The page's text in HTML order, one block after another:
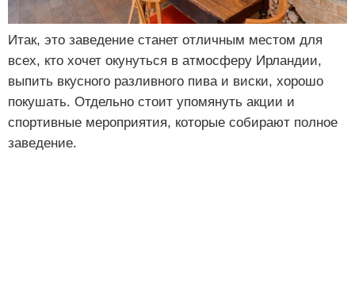
Итак, это заведение станет отличным местом для
всех, кто хочет окунуться в атмосферу Ирландии,
выпить вкусного разливного пива и виски, хорошо
покушать. Отдельно стоит упомянуть акции и
спортивные мероприятия, которые собирают полное
заведение.